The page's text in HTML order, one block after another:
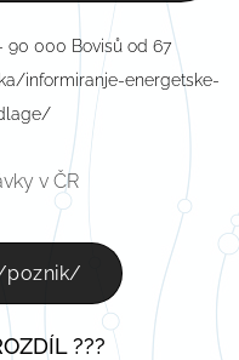
90 000 Bovisů od 67
informiranje-energetske-
v ČR
poznik/
???